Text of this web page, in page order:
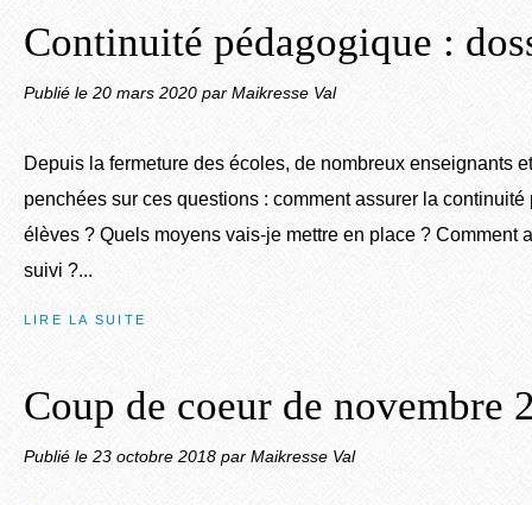
Continuité pédagogique :
Publié le 20 mars 2020 par Maikresse Val
Depuis la fermeture des écoles, de nombreux enseignants
penchées sur ces questions : comment assurer la
élèves ? Quels moyens vais-je mettre en place ? Comment
suivi ?...
LIRE LA SUITE
Coup de coeur de novembre
Publié le 23 octobre 2018 par Maikresse Val